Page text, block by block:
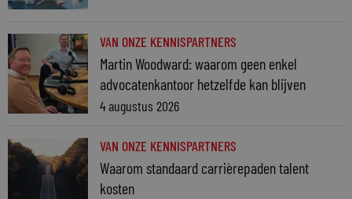
VAN ONZE KENNISPARTNERS
Martin Woodward: waarom geen enkel
advocatenkantoor hetzelfde kan blijven
4 augustus 2026
VAN ONZE KENNISPARTNERS
Waarom standaard carrièrepaden talent
kosten